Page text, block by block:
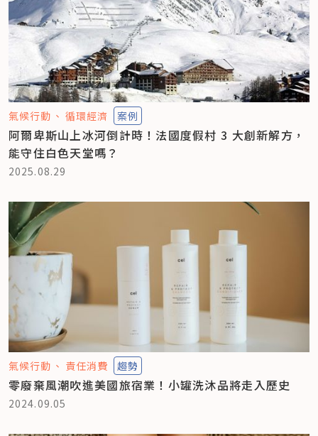
氣候行動 循環經濟 案例
阿爾卑斯山上冰河倒計時！法國度假村 3 大創新解方，
能守住白色天堂嗎？
2025.08.29
氣候行動 責任消費 趨勢
零廢棄風潮吹進美國旅宿業！小罐洗沐品將走入歷史
2024.09.05